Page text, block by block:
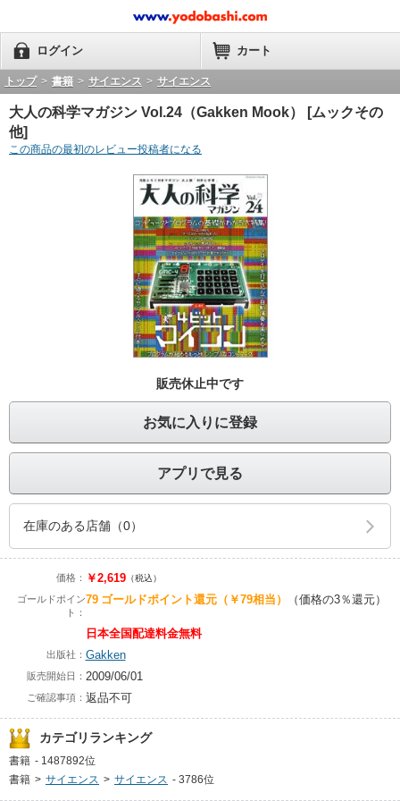
ログイン カート
トップ > 書籍 > サイエンス > サイエンス
大人の科学マガジン Vol.24（Gakken Mook） [ムックその
他]
この商品の最初のレビュー投稿者になる
販売休止中です
お気に入りに登録
アプリで見る
在庫のある店舗（0）
価格： ￥2,619（税込）
ゴールドポイン
ト：
79 ゴールドポイント還元（￥79相当） （価格の3％還元）
日本全国配達料金無料
出版社： Gakken
販売開始日： 2009/06/01
ご確認事項： 返品不可
カテゴリランキング
書籍 - 1487892位
書籍 > サイエンス > サイエンス - 3786位